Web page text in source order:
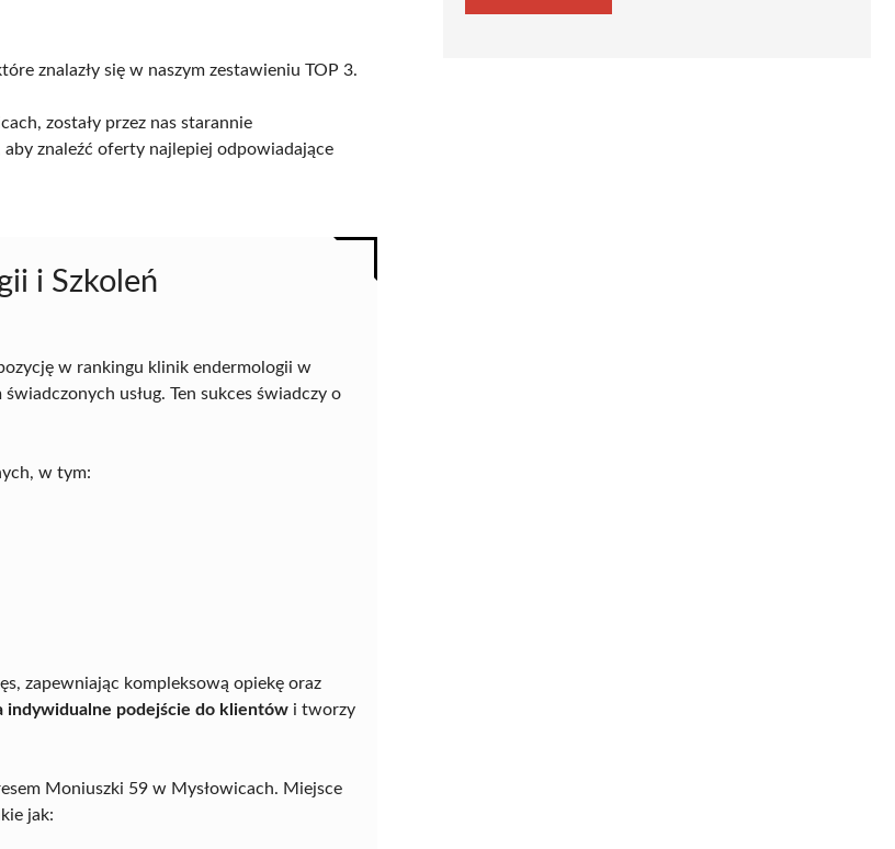
znalazły się w naszym zestawieniu TOP 3.
zostały przez nas starannie
znaleźć oferty najlepiej odpowiadające
i Szkoleń
w rankingu klinik endermologii w
usług. Ten sukces świadczy o
w tym:
zapewniając kompleksową opiekę oraz
indywidualne podejście do klientów i tworzy
Moniuszki 59 w Mysłowicach. Miejsce
jak: